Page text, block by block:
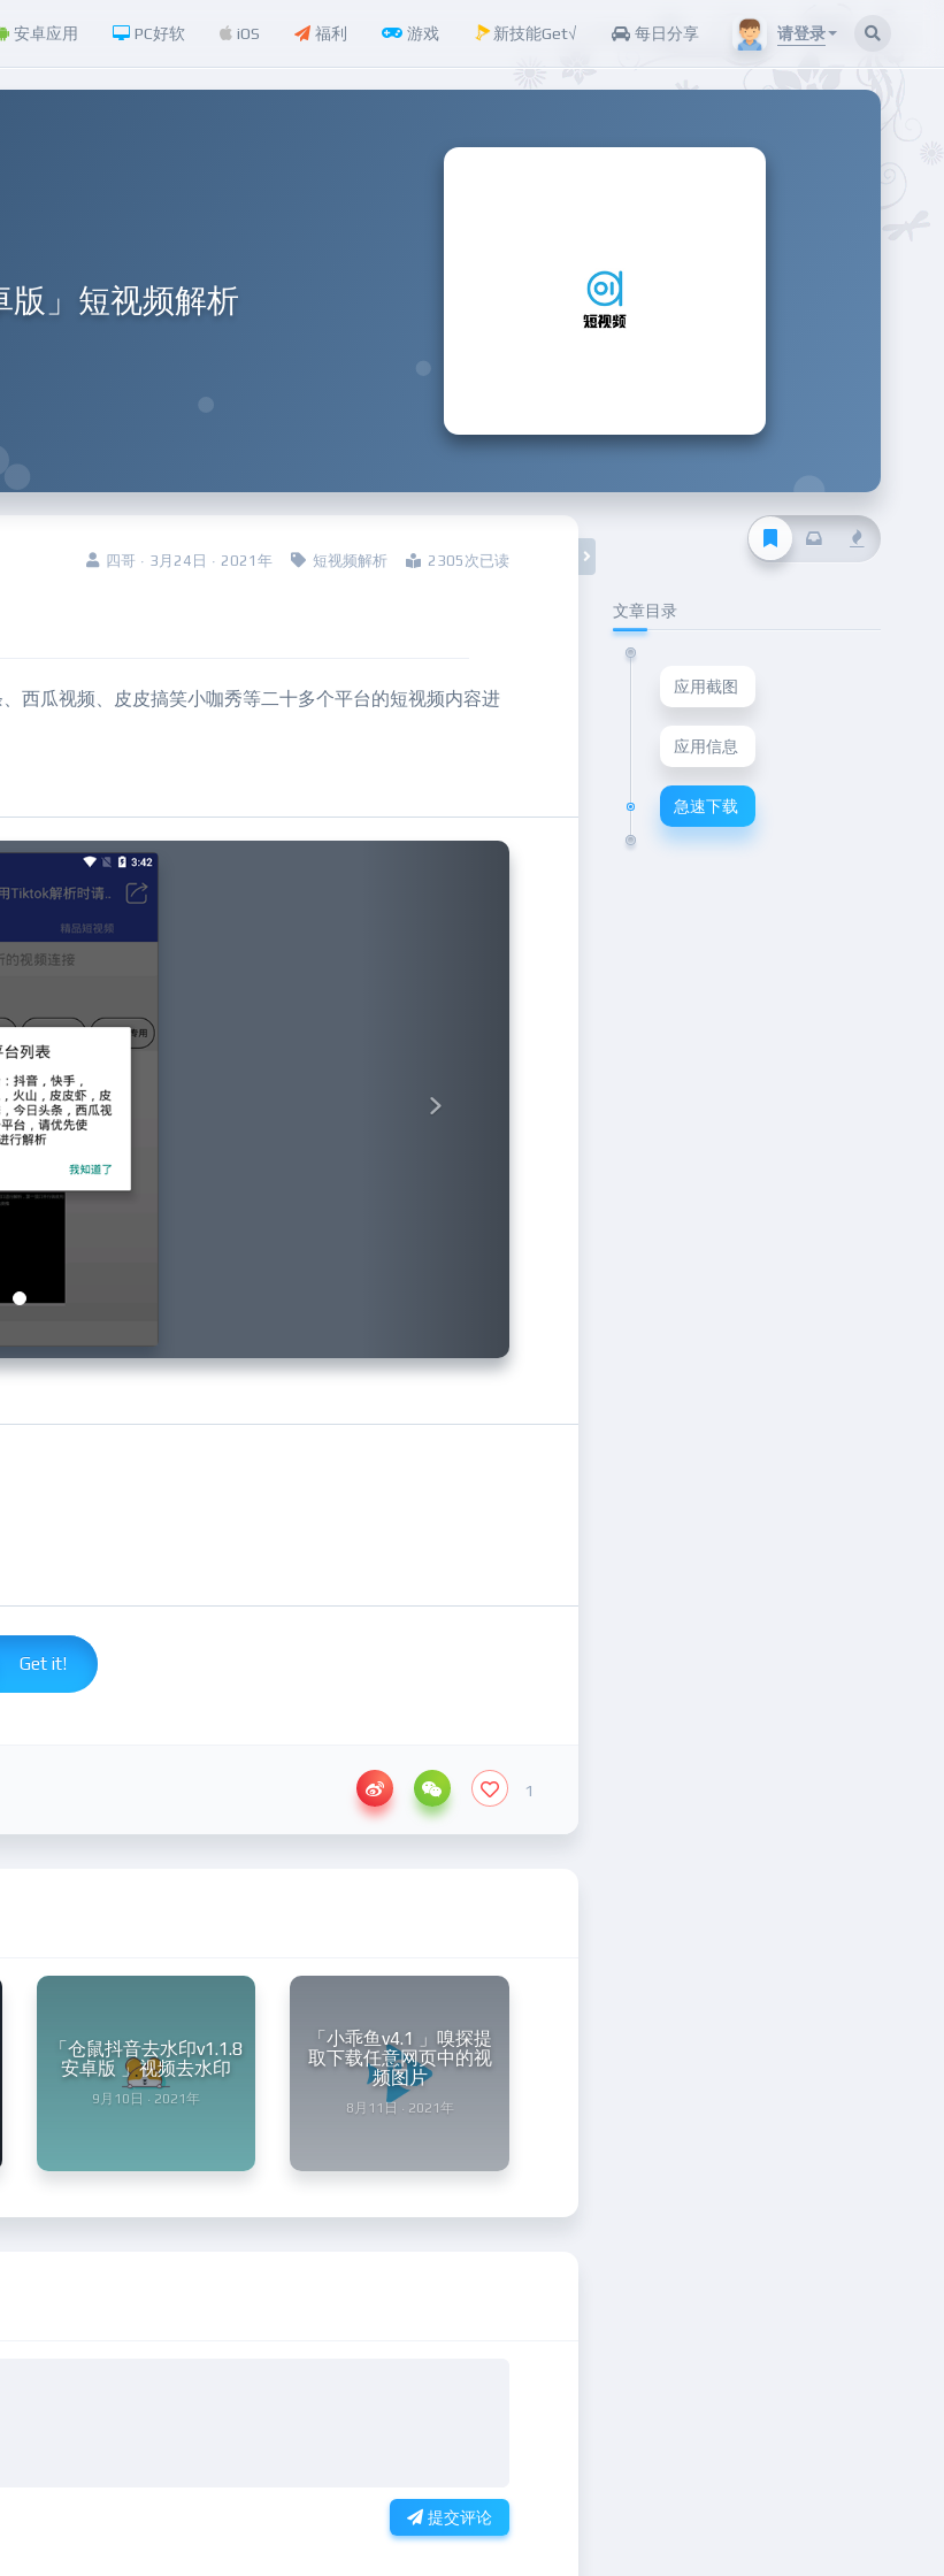
安卓应用 PC好软 iOS 福利 游戏 新技能Get√ 每日分享 请登录
版」短视频解析
四哥 · 3月24日 · 2021年 短视频解析 2305次已读
西瓜视频、皮皮搞笑小咖秀等二十多个平台的短视频内容进
Get it!
1
「仓鼠抖音去水印v1.1.8
安卓版 」视频去水印
9月10日 · 2021年
「小乖鱼v4.1 」嗅探提
取下载任意网页中的视
频图片
8月11日 · 2021年
提交评论
文章目录
应用截图
应用信息
急速下载